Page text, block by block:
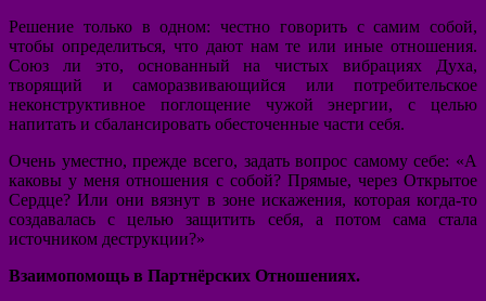
Решение только в одном: честно говорить с самим собой,
чтобы определиться, что дают нам те или иные отношения.
Союз ли это, основанный на чистых вибрациях Духа,
творящий и саморазвивающийся или потребительское
неконструктивное поглощение чужой энергии, с целью
напитать и сбалансировать обесточенные части себя.
Очень уместно, прежде всего, задать вопрос самому себе: «А
каковы у меня отношения с собой? Прямые, через Открытое
Сердце? Или они вязнут в зоне искажения, которая когда-то
создавалась с целью защитить себя, а потом сама стала
источником деструкции?»
Взаимопомощь в Партнёрских Отношениях.